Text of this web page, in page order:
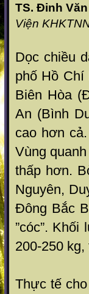
TS. Đinh
Viện
Dọc chiều
phố Hồ
Biên Hòa
An (Bình
cao hơn
Vùng
thấp hơn.
Nguyên,
Đông Bắc
”cóc”.
200-250
Thực tế